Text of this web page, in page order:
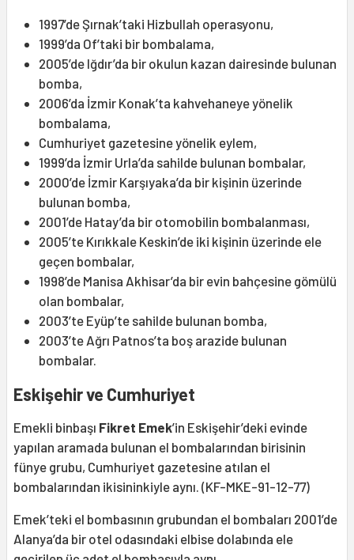
1997’de Şırnak’taki Hizbullah operasyonu,
1999’da Of’taki bir bombalama,
2005’de Iğdır’da bir okulun kazan dairesinde bulunan
bomba,
2006’da İzmir Konak’ta kahvehaneye yönelik
bombalama,
Cumhuriyet gazetesine yönelik eylem,
1999’da İzmir Urla’da sahilde bulunan bombalar,
2000’de İzmir Karşıyaka’da bir kişinin üzerinde
bulunan bomba,
2001’de Hatay’da bir otomobilin bombalanması,
2005’te Kırıkkale Keskin’de iki kişinin üzerinde ele
geçen bombalar,
1998’de Manisa Akhisar’da bir evin bahçesine gömülü
olan bombalar,
2003’te Eyüp’te sahilde bulunan bomba,
2003’te Ağrı Patnos’ta boş arazide bulunan
bombalar.
Eskişehir ve Cumhuriyet
Emekli binbaşı Fikret Emek’in Eskişehir’deki evinde
yapılan aramada bulunan el bombalarından birisinin
fünye grubu, Cumhuriyet gazetesine atılan el
bombalarından ikisininkiyle aynı. (KF-MKE-91-12-77)
Emek’teki el bombasının grubundan el bombaları 2001’de
Alanya’da bir otel odasındaki elbise dolabında ele